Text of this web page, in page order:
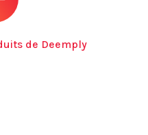
de Deemply